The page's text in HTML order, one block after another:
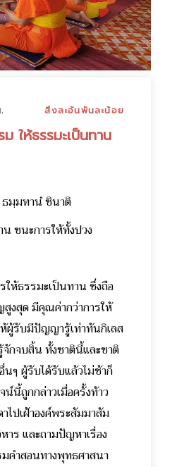
สิ่งละอันพันละน้อย
ให้ธรรมะเป็นทาน
มฺมทานํ ชินาติ
ชนะการให้ทั้งปวง
ห้ธรรมะเป็นทาน ซึ่งถือ
งสุด มีคุณค่ากว่าการให้
ห้ผู้รับมีปัญญารู้เท่าทันกิเลส
จักจบสิ้น ทั้งชาตินี้และชาติ
ๆ ผู้รับได้รับแล้วไม่ช้าก็
นี้ถูกกล่าวเมื่อครั้งท้าว
ไปเฝ้าองค์พระสัมมาสัม
าร และถามปัญหาเรื่อง
คำสอนทางพุทธศาสนา